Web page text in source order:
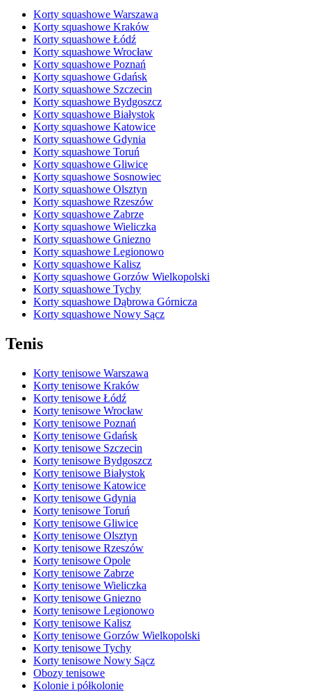
Korty squashowe Warszawa
Korty squashowe Kraków
Korty squashowe Łódź
Korty squashowe Wrocław
Korty squashowe Poznań
Korty squashowe Gdańsk
Korty squashowe Szczecin
Korty squashowe Bydgoszcz
Korty squashowe Białystok
Korty squashowe Katowice
Korty squashowe Gdynia
Korty squashowe Toruń
Korty squashowe Gliwice
Korty squashowe Sosnowiec
Korty squashowe Olsztyn
Korty squashowe Rzeszów
Korty squashowe Zabrze
Korty squashowe Wieliczka
Korty squashowe Gniezno
Korty squashowe Legionowo
Korty squashowe Kalisz
Korty squashowe Gorzów Wielkopolski
Korty squashowe Tychy
Korty squashowe Dąbrowa Górnicza
Korty squashowe Nowy Sącz
Tenis
Korty tenisowe Warszawa
Korty tenisowe Kraków
Korty tenisowe Łódź
Korty tenisowe Wrocław
Korty tenisowe Poznań
Korty tenisowe Gdańsk
Korty tenisowe Szczecin
Korty tenisowe Bydgoszcz
Korty tenisowe Białystok
Korty tenisowe Katowice
Korty tenisowe Gdynia
Korty tenisowe Toruń
Korty tenisowe Gliwice
Korty tenisowe Olsztyn
Korty tenisowe Rzeszów
Korty tenisowe Opole
Korty tenisowe Zabrze
Korty tenisowe Wieliczka
Korty tenisowe Gniezno
Korty tenisowe Legionowo
Korty tenisowe Kalisz
Korty tenisowe Gorzów Wielkopolski
Korty tenisowe Tychy
Korty tenisowe Nowy Sącz
Obozy tenisowe
Kolonie i półkolonie